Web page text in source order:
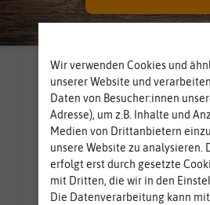
Inhalt
Wir verwenden Cookies und
unserer Website und
Daten von Besucher:innen
Adresse), um z.B. Inhalte und
Medien von Drittanbietern
unsere Website zu
erfolgt erst durch gesetzte
mit Dritten, die wir in den
Die Datenverarbeitung kann